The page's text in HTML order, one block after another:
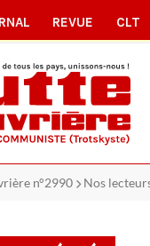
REVUE CLT
n°2990 Nos